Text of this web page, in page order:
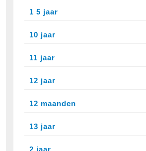
1 5 jaar
10 jaar
11 jaar
12 jaar
12 maanden
13 jaar
2 jaar